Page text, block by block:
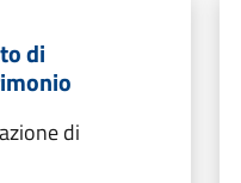
di
di